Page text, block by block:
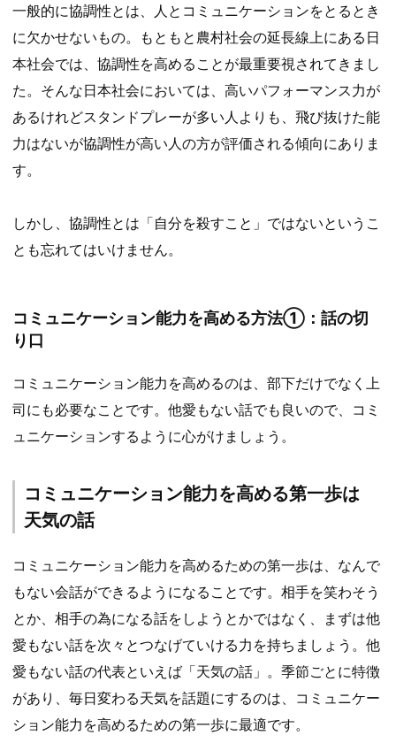
一般的に協調性とは、人とコミュニケーションをとるとき
に欠かせないもの。もともと農村社会の延長線上にある日
本社会では、協調性を高めることが最重要視されてきまし
た。そんな日本社会においては、高いパフォーマンス力が
あるけれどスタンドプレーが多い人よりも、飛び抜けた能
力はないが協調性が高い人の方が評価される傾向にありま
す。
しかし、協調性とは「自分を殺すこと」ではないというこ
とも忘れてはいけません。
コミュニケーション能力を高める方法①：話の切
り口
コミュニケーション能力を高めるのは、部下だけでなく上
司にも必要なことです。他愛もない話でも良いので、コミ
ュニケーションするように心がけましょう。
コミュニケーション能力を高める第一歩は
天気の話
コミュニケーション能力を高めるための第一歩は、なんで
もない会話ができるようになることです。相手を笑わそう
とか、相手の為になる話をしようとかではなく、まずは他
愛もない話を次々とつなげていける力を持ちましょう。他
愛もない話の代表といえば「天気の話」。季節ごとに特徴
があり、毎日変わる天気を話題にするのは、コミュニケー
ション能力を高めるための第一歩に最適です。